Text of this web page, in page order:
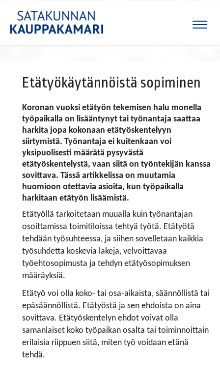
Etätyökäytännöistä sopiminen
Koronan vuoksi etätyön tekemisen halu monella
työpaikalla on lisääntynyt tai työnantaja saattaa
harkita jopa kokonaan etätyöskentelyyn
siirtymistä. Työnantaja ei kuitenkaan voi
yksipuolisesti määrätä pysyvästä
etätyöskentelystä, vaan siitä on työntekijän kanssa
sovittava. Tässä artikkelissa on muutamia
huomioon otettavia asioita, kun työpaikalla
harkitaan etätyön lisäämistä.
Etätyöllä tarkoitetaan muualla kuin työnantajan
osoittamissa toimitiloissa tehtyä työtä. Etätyötä
tehdään työsuhteessa, ja siihen sovelletaan kaikkia
työsuhdetta koskevia lakeja, velvoittavaa
työehtosopimusta ja tehdyn etätyösopimuksen
määräyksiä.
Etätyö voi olla koko- tai osa-aikaista, säännöllistä tai
epäsäännöllistä. Etätyöstä ja sen ehdoista on aina
sovittava. Etätyöskentelyn ehdot voivat olla
samanlaiset koko työpaikan osalta tai toiminnoittain
erilaisia riippuen siitä, miten työ voidaan etänä
tehdä.